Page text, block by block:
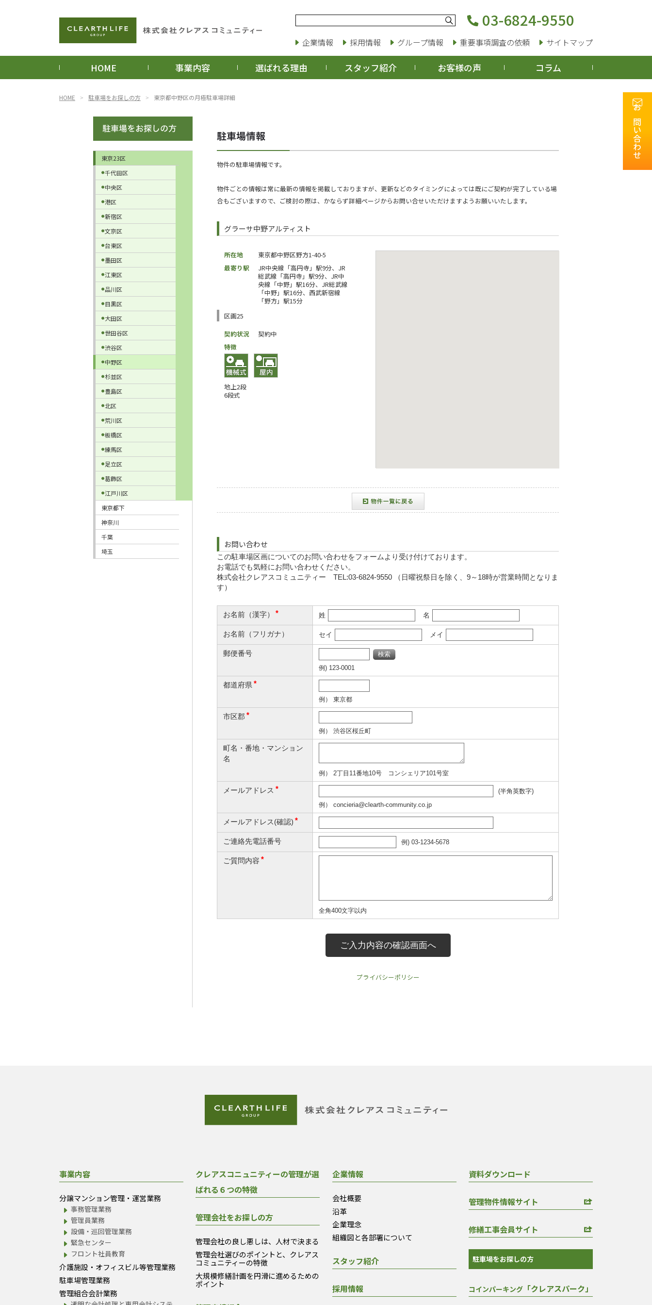
03-6824-9550
企業情報 採用情報 グループ情報 重要事項調査の依頼 サイトマップ
お問い合わせ
HOME 事業内容 選ばれる理由 スタッフ紹介 お客様の声 コラム
HOME 駐車場をお探しの方 東京都中野区の月極駐車場詳細
物件の駐車場情報です。
物件ごとの情報は常に最新の情報を掲載しておりますが、更新などのタイミングによっては既にご契約が完了している場
合もございますので、ご検討の際は、かならず詳細ページからお問い合せいただけますようお願いいたします。
グラーサ中野アルティスト
所在地
東京都中野区野方1-40-5
最寄り駅
JR中央線「高円寺」駅9分、JR
総武線「高円寺」駅9分、JR中
央線「中野」駅16分、JR総武線
「中野」駅16分、西武新宿線
「野方」駅15分
区画25
契約状況
契約中
特徴
地上2段
6段式
お問い合わせ
プライバシーポリシー
東京23区
千代田区
中央区
港区
新宿区
文京区
台東区
墨田区
江東区
品川区
目黒区
大田区
世田谷区
渋谷区
中野区
杉並区
豊島区
北区
荒川区
板橋区
練馬区
足立区
葛飾区
江戸川区
東京都下
神奈川
千葉
埼玉
事業内容
分譲マンション管理・運営業務
事務管理業務
管理員業務
設備・巡回管理業務
緊急センター
フロント社員教育
介護施設・オフィスビル等管理業務
駐車場管理業務
管理組合会計業務
クレアスコニュニティーの管理が選
ばれる６つの特徴
管理会社をお探しの方
管理会社の良し悪しは、人材で決まる
管理会社選びのポイントと、クレアス
コミュニティーの特徴
大規模修繕計画を円滑に進めるための
ポイント
企業情報
会社概要
沿革
企業理念
組織図と各部署について
スタッフ紹介
採用情報
資料ダウンロード
管理物件情報サイト
修繕工事会員サイト
駐車場をお探しの方
コインパーキング「クレアスパーク」